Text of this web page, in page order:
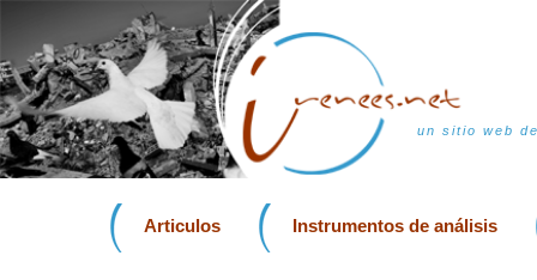
un sitio web
Articulos Instrumentos de análisis